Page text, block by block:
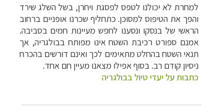
למחרת לא יכולנו לטפס לפסגת ויחרן, בשל השלג שירד
והפך את הטיפוס למסוכן. כתחליף שכרנו אופניים ברחוב
הראשי של בנסקו ונסענו לחפש מעיינות חמים בסביבה.
אמנם ספורט רכיבת השטח אינו מפותח בבולגריה, אך
תנאי השטח בהחלט מתאימים לכך ואינם דורשים בהכרח
ניסיון קודם רב. בסוף אפילו מצאנו מעיין חם אחד.
כתבות על יעדי טיול בבולגריה